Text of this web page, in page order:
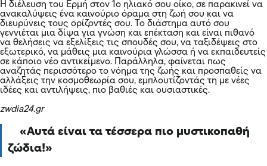
Η διέλευση του Ερμή στον 1ο ηλιακό σου οίκο, σε παρακινεί να
ανακαλύψεις ένα καινούριο όραμα στη ζωή σου και να
διευρύνεις τους ορίζοντές σου. Το διάστημα αυτό σου
γεννιέται μια δίψα για γνώση και επέκταση και είναι πιθανό
να θελήσεις να εξελίξεις τις σπουδές σου, να ταξιδέψεις στο
εξωτερικό, να μάθεις μια καινούρια γλώσσα ή να εκπαιδευτείς
σε κάποιο νέο αντικείμενο. Παράλληλα, φαίνεται πως
αναζητάς περισσότερο το νόημα της ζωής και προσπαθείς να
αλλάξεις την κοσμοθεωρία σου, εμπλουτίζοντάς τη με νέες
ιδέες και αντιλήψεις, πιο βαθιές και ουσιαστικές.
zwdia24.gr
Αυτά είναι τα τέσσερα πιο μυστικοπαθή
ζώδια!